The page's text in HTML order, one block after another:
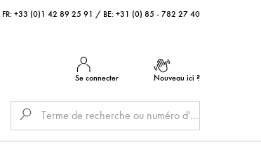
FR: +33 (0)1 42 89 25 91 / BE: +31 (0) 85 - 782 27 40
Se connecter Nouveau ici ?